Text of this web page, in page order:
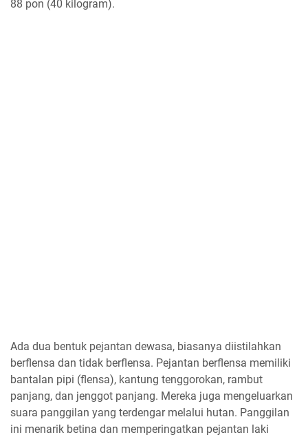
88 pon (40 kilogram).
Ada dua bentuk pejantan dewasa, biasanya diistilahkan
berflensa dan tidak berflensa. Pejantan berflensa memiliki
bantalan pipi (flensa), kantung tenggorokan, rambut
panjang, dan jenggot panjang. Mereka juga mengeluarkan
suara panggilan yang terdengar melalui hutan. Panggilan
ini menarik betina dan memperingatkan pejantan laki